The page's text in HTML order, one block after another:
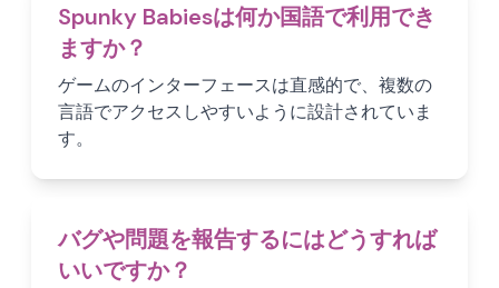
Spunky Babiesは何か国語で利用でき
ますか？
ゲームのインターフェースは直感的で、複数の
言語でアクセスしやすいように設計されていま
す。
バグや問題を報告するにはどうすれば
いいですか？